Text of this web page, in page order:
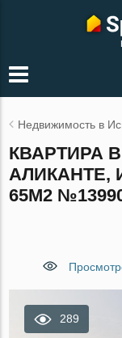
Недвижимость в
КВАРТИРА
АЛИКАНТЕ,
65М2
289